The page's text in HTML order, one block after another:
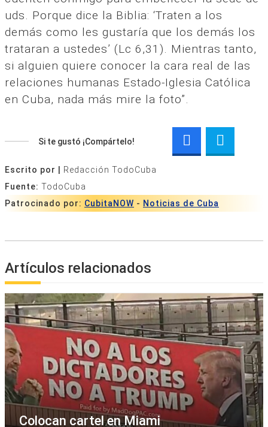
uds. Porque dice la Biblia: ‘Traten a los
demás como les gustaría que los demás los
trataran a ustedes’ (Lc 6,31). Mientras tanto,
si alguien quiere conocer la cara real de las
relaciones humanas Estado-Iglesia Católica
en Cuba, nada más mire la foto”.
Si te gustó ¡Compártelo!
Escrito por |
Redacción TodoCuba
Fuente: TodoCuba
Patrocinado por: CubitaNOW - Noticias de Cuba
Artículos relacionados
Colocan cartel en Miami